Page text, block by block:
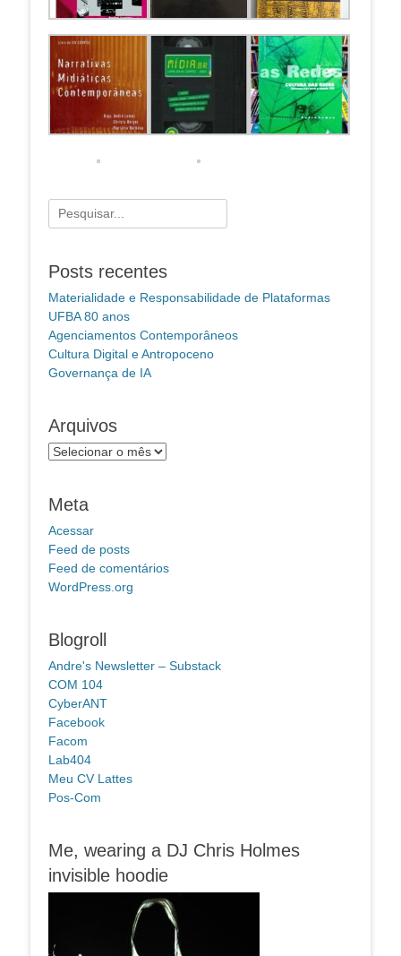
Pesquisar
por:
Posts recentes
Materialidade e Responsabilidade de Plataformas
UFBA 80 anos
Agenciamentos Contemporâneos
Cultura Digital e Antropoceno
Governança de IA
Arquivos
Arquivos
Meta
Acessar
Feed de posts
Feed de comentários
WordPress.org
Blogroll
Andre's Newsletter – Substack
COM 104
CyberANT
Facebook
Facom
Lab404
Meu CV Lattes
Pos-Com
Me, wearing a DJ Chris Holmes
invisible hoodie